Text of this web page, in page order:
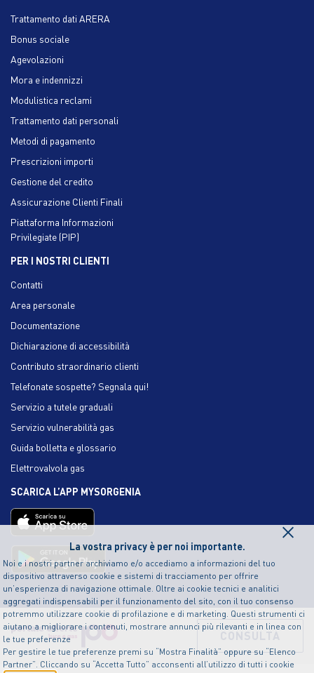
La vostra privacy è per noi importante.
Noi e i nostri partner archiviamo e/o accediamo a informazioni del tuo
dispositivo attraverso cookie e sistemi di tracciamento per offrire
un’esperienza di navigazione ottimale. Oltre ai cookie tecnici e analitici
aggregati indispensabili per il funzionamento del sito, con il tuo consenso
potremmo utilizzare cookie di profilazione e di marketing. Questi strumenti ci
aiutano a migliorare i contenuti, mostrare annunci più rilevanti e in linea con
le tue preferenze
Per gestire le tue preferenze premi su “Mostra Finalità” oppure su “Elenco
Partner”. Cliccando su “Accetta Tutto” acconsenti all’utilizzo di tutti i cookie
×
Trattamento dati ARERA
Bonus sociale
Agevolazioni
Mora e indennizzi
Modulistica reclami
Trattamento dati personali
Metodi di pagamento
Prescrizioni importi
Gestione del credito
Assicurazione Clienti Finali
Piattaforma Informazioni
Privilegiate (PIP)
PER I NOSTRI CLIENTI
Contatti
Area personale
Documentazione
Dichiarazione di accessibilità
Contributo straordinario clienti
Telefonate sospette? Segnala qui!
Servizio a tutele graduali
Servizio vulnerabilità gas
Guida bolletta e glossario
Elettrovalvola gas
SCARICA L’APP MYSORGENIA